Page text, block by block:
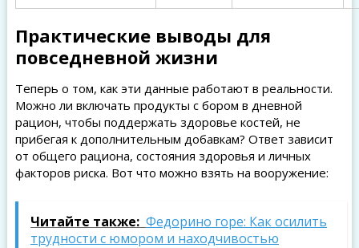
Практические выводы для
повседневной жизни
Теперь о том, как эти данные работают в реальности.
Можно ли включать продукты с бором в дневной
рацион, чтобы поддержать здоровье костей, не
прибегая к дополнительным добавкам? Ответ зависит
от общего рациона, состояния здоровья и личных
факторов риска. Вот что можно взять на вооружение:
Читайте также: Федорино горе: Как осилить
трудности с юмором и находчивостью